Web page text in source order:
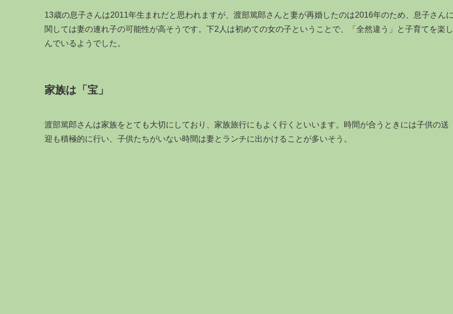
13歳の息子さんは2011年生まれだと思われますが、渡部篤郎さんと妻が再婚したのは2016年のため、息子さんに
関しては妻の連れ子の可能性が高そうです。下2人は初めての女の子ということで、「全然違う」と子育てを楽し
んでいるようでした。
家族は「宝」
渡部篤郎さんは家族をとても大切にしており、家族旅行にもよく行くといいます。時間が合うときには子供の送
迎も積極的に行い、子供たちがいない時間は妻とランチに出かけることが多いそう。